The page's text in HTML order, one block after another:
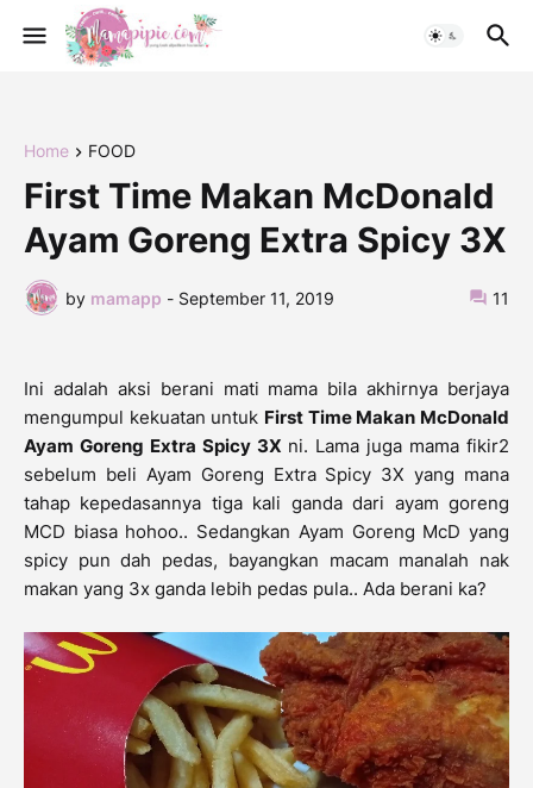
Home FOOD
First Time Makan McDonald
Ayam Goreng Extra Spicy 3X
by mamapp - September 11, 2019 11
Ini adalah aksi berani mati mama bila akhirnya berjaya
mengumpul kekuatan untuk First Time Makan McDonald
Ayam Goreng Extra Spicy 3X ni. Lama juga mama fikir2
sebelum beli Ayam Goreng Extra Spicy 3X yang mana
tahap kepedasannya tiga kali ganda dari ayam goreng
MCD biasa hohoo.. Sedangkan Ayam Goreng McD yang
spicy pun dah pedas, bayangkan macam manalah nak
makan yang 3x ganda lebih pedas pula.. Ada berani ka?